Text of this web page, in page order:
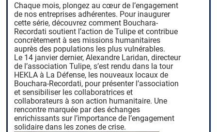
Chaque mois, plongez au cœur de l’engagement
de nos entreprises adhérentes. Pour inaugurer
cette série, découvrez comment Bouchara-
Recordati soutient l’action de Tulipe et contribue
concrètement à ses missions humanitaires
auprès des populations les plus vulnérables.
Le 14 janvier dernier, Alexandre Laridan, directeur
de l’association Tulipe, s’est rendu dans la tour
HEKLA à La Défense, les nouveaux locaux de
Bouchara-Recordati, pour présenter l’association
et sensibiliser les collaboratrices et
collaborateurs à son action humanitaire. Une
rencontre marquée par des échanges
enrichissants sur l’importance de l’engagement
solidaire dans les zones de crise.